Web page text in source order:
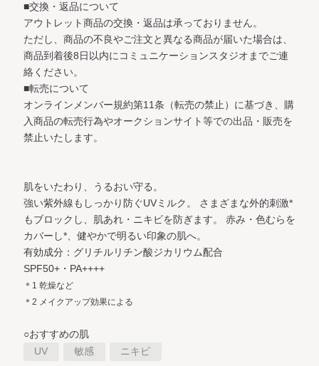
■交換・返品について
アウトレット商品の交換・返品は承っておりません。
ただし、商品の不良やご注文と異なる商品が届いた場合は、
商品到着後8日以内にコミュニケーションスタジオまでご連
絡ください。
■転売について
オンラインメンバー規約第11条（転売の禁止）に基づき、購
入商品の転売行為やオークションサイト等での出品・販売を
禁止いたします。
肌をいたわり、うるおい守る。
強い紫外線もしっかり防ぐUVミルク。
さまざまな外的刺激*
もブロックし、肌あれ・ニキビを防ぎます。
赤み・色むらを
カバーし*、健やかで明るい印象の肌へ。
有効成分：グリチルリチン酸ジカリウム配合
SPF50+・PA++++
＊1 乾燥など
＊2 メイクアップ効果による
○おすすめの肌
UV
敏感
ニキビ